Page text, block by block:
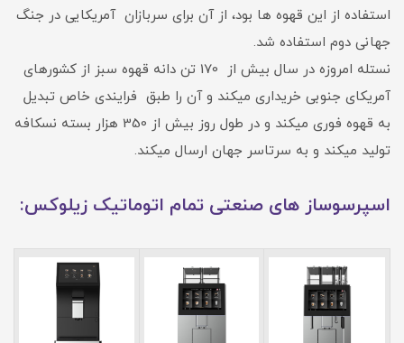
استفاده از این قهوه ها بود، از آن برای سربازان آمریکایی در جنگ
جهانی دوم استفاده شد.
نستله امروزه در سال بیش از 170 تن دانه قهوه سبز از کشورهای
آمریکای جنوبی خریداری میکند و آن را طبق فرایندی خاص تبدیل
به قهوه فوری میکند و در طول روز بیش از 350 هزار بسته نسکافه
تولید میکند و به سرتاسر جهان ارسال میکند.
اسپرسوساز های صنعتی تمام اتوماتیک زیلوکس: